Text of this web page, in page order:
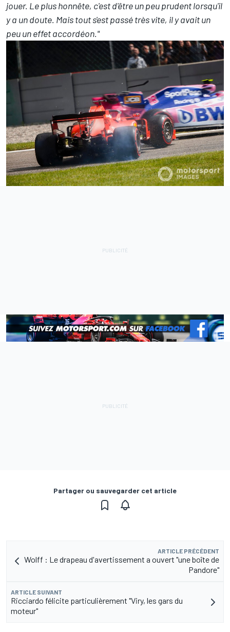
jouer. Le plus honnête, c'est d'être un peu prudent lorsqu'il
y a un doute. Mais tout s'est passé très vite, il y avait un
peu un effet accordéon."
Partager ou sauvegarder cet article
ARTICLE PRÉCÉDENT
Wolff : Le drapeau d'avertissement a ouvert "une boîte de
Pandore"
ARTICLE SUIVANT
Ricciardo félicite particulièrement "Viry, les gars du
moteur"